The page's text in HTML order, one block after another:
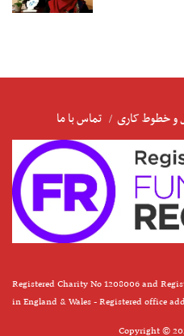
و خطوط کاری تماس با ما
Registered Charity No 1208006 and
in England & Wales - Registered office
Copyright ©